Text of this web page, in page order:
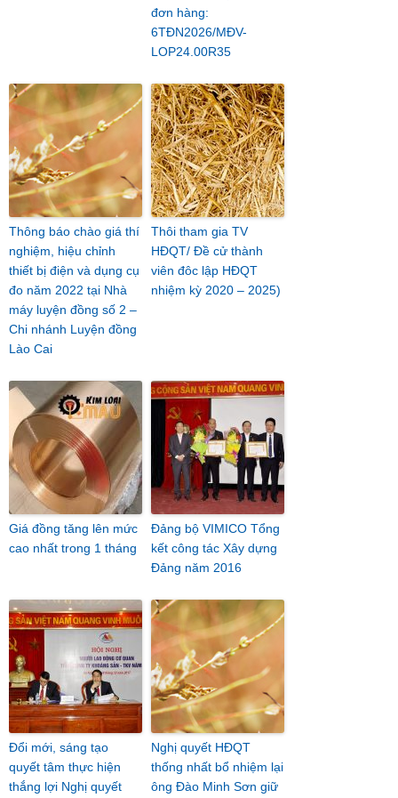
đơn hàng:
6TĐN2026/MĐV-
LOP24.00R35
Thông báo chào giá thí
nghiệm, hiệu chỉnh
thiết bị điện và dụng cụ
đo năm 2022 tại Nhà
máy luyện đồng số 2 –
Chi nhánh Luyện đồng
Lào Cai
Thôi tham gia TV
HĐQT/ Đề cử thành
viên đôc lập HĐQT
nhiệm kỳ 2020 – 2025)
Giá đồng tăng lên mức
cao nhất trong 1 tháng
Đảng bộ VIMICO Tổng
kết công tác Xây dựng
Đảng năm 2016
Đổi mới, sáng tạo
quyết tâm thực hiện
thắng lợi Nghị quyết
Nghị quyết HĐQT
thống nhất bổ nhiệm lại
ông Đào Minh Sơn giữ